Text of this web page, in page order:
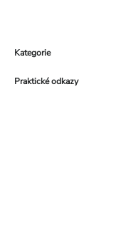
Kategorie
Praktické odkazy